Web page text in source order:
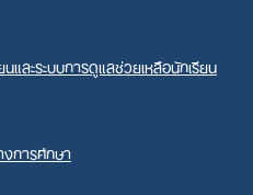
และระบบการดูแลช่วยเหลือนักเรียน
การศึกษา